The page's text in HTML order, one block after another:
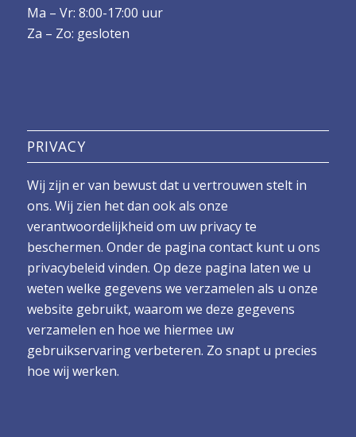
Ma – Vr: 8:00-17:00 uur
Za – Zo: gesloten
PRIVACY
Wij zijn er van bewust dat u vertrouwen stelt in
ons. Wij zien het dan ook als onze
verantwoordelijkheid om uw privacy te
beschermen. Onder de pagina contact kunt u ons
privacybeleid vinden. Op deze pagina laten we u
weten welke gegevens we verzamelen als u onze
website gebruikt, waarom we deze gegevens
verzamelen en hoe we hiermee uw
gebruikservaring verbeteren. Zo snapt u precies
hoe wij werken.